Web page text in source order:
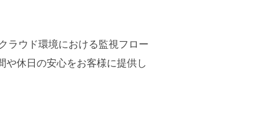
ラウド環境における監視フロー
や休日の安心をお客様に提供し